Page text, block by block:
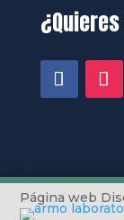
Página web